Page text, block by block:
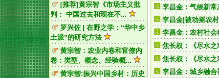
李昌金：气候新
李昌金|被动摇农
李昌金：农村社
焦长权：《尽水之
焦长权：《尽水之
李昌金：城乡融
[推荐]黄宗智《市场主义批
判： 中国过去和现在不...
罗兴佐 | 在野之学：“华中乡
土派”的研究方法
黄宗智：农业内卷和官僚内
卷：类型、概念、经验概...
黄宗智:振兴中国乡村：历史